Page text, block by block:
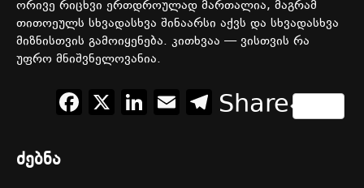
ორივე რიცხვი ერთდროულად მართალია, მაგრამ
თითოეულს სხვადასხვა შინაარსი აქვს და სხვადასხვა
მიზნისთვის გამოიყენება. კითხვაა —ვისთვის რა
უფრო მნიშვნელოვანია.
Facebook
X LinkedIn
EmailTelegram
Share
ძებნა